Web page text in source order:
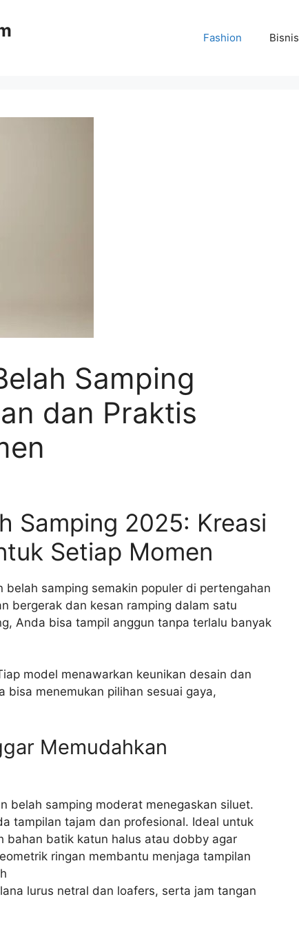
Fashion Bisnis
Samping
dan Praktis
Samping 2025: Kreasi
Setiap Momen
belah samping semakin populer di pertengahan
bergerak dan kesan ramping dalam satu
Anda bisa tampil anggun tanpa terlalu banyak
model menawarkan keunikan desain dan
menemukan pilihan sesuai gaya,
Memudahkan
belah samping moderat menegaskan siluet.
tampilan tajam dan profesional. Ideal untuk
bahan batik katun halus atau dobby agar
ringan membantu menjaga tampilan
lurus netral dan loafers, serta jam tangan